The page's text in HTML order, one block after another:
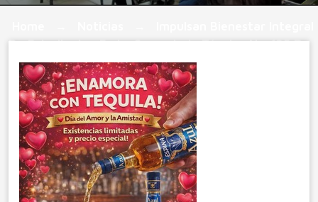
De Estudiantes En La Secundaria Técnica No. 125 De
San Francisco Tepexoxuca En Tenango Del Valle